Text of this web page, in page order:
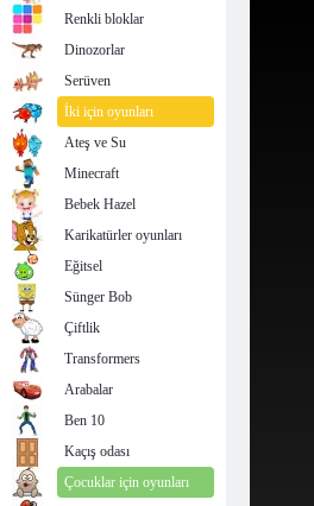
Renkli bloklar
Dinozorlar
Serüven
İki için oyunları
Ateş ve Su
Minecraft
Bebek Hazel
Karikatürler oyunları
Eğitsel
Sünger Bob
Çiftlik
Transformers
Arabalar
Ben 10
Kaçış odası
Çocuklar için oyunları